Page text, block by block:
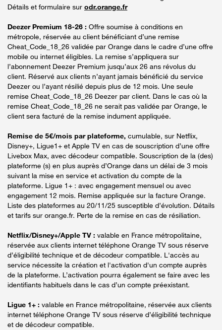
Détails et formulaire sur odr.orange.fr
Deezer Premium 18-26 : Offre soumise à conditions en
métropole, réservée au client bénéficiant d’une remise
Cheat_Code_18_26 validée par Orange dans le cadre d’une offre
mobile ou internet éligibles. La remise s’appliquera sur
l’abonnement Deezer Premium jusqu’aux 26 ans révolus du
client. Réservé aux clients n’ayant jamais bénéficié du service
Deezer ou l’ayant résilié depuis plus de 12 mois. Une seule
remise Cheat_Code_18_26 Deezer par client. Dans le cas où la
remise Cheat_Code_18_26 ne serait pas validée par Orange, le
client sera facturé de la remise indument appliquée.
Remise de 5€/mois par plateforme, cumulable, sur Netflix,
Disney+, Ligue1+ et Apple TV en cas de souscription d’une offre
Livebox Max, avec décodeur compatible. Souscription de la (des)
plateforme (s) en plus auprès d’Orange dans un délai de 3 mois
suivant la mise en service et activation du compte de la
plateforme. Ligue 1+ : avec engagement mensuel ou avec
engagement 12 mois. Remise appliquée sur la facture Orange.
Liste des plateformes au 20/11/25 susceptible d’évolution. Détails
et tarifs sur orange.fr. Perte de la remise en cas de résiliation.
Netflix/Disney+/Apple TV : valable en France métropolitaine,
réservée aux clients internet téléphone Orange TV sous réserve
d’éligibilité technique et de décodeur compatible. L'accès au
service nécessite la création et l'activation d'un compte auprès
de la plateforme. L’activation pourra également se faire avec les
identifiants habituels dans le cas d’un compte préexistant.
Ligue 1+ : valable en France métropolitaine, réservée aux clients
internet téléphone Orange TV sous réserve d’éligibilité technique
et de décodeur compatible.